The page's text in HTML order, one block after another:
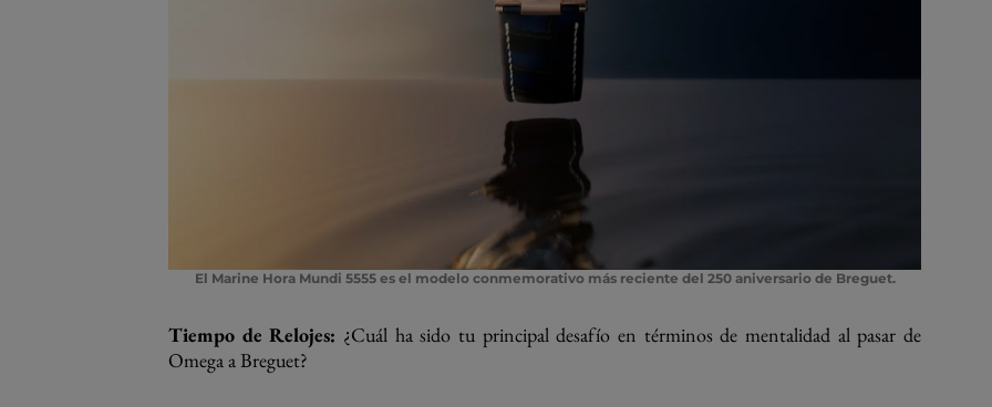
El Marine Hora Mundi 5555 es el modelo conmemorativo más reciente del 250 aniversario de Breguet.
Tiempo de Relojes: ¿Cuál ha sido tu principal desafío en términos de mentalidad al pasar de
Omega a Breguet?